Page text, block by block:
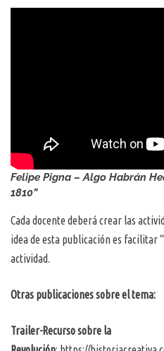
Felipe Pigna – Algo Habrán
1810”
Cada docente deberá crear las
idea de esta publicación es facilitar
actividad.
Otras publicaciones sobre el tema:
Trailer-Recurso sobre la